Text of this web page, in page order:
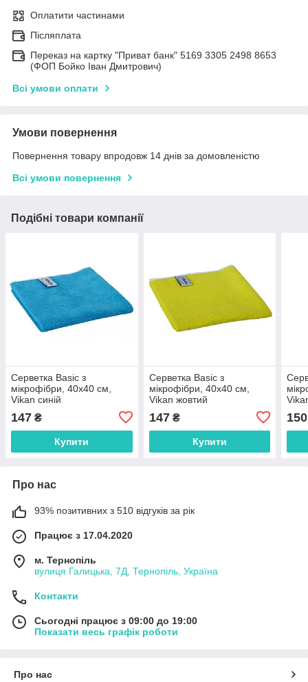
Оплатити частинами
Післяплата
Переказ на картку "Приват банк" 5169 3305 2498 8653
(ФОП Бойко Іван Дмитрович)
Всі умови оплати
Умови повернення
Повернення товару впродовж 14 днів за домовленістю
Всі умови повернення
Подібні товари компанії
Серветка Basic з
мікрофібри, 40х40 см,
Vikan синій
147 ₴
Купити
Серветка Basic з
мікрофібри, 40х40 см,
Vikan жовтий
147₴
Купити
150
Про нас
93% позитивних з 510 відгуків за рік
Працює з 17.04.2020
м. Тернопіль
вулиця Галицька, 7Д, Тернопіль, Україна
Контакти
Сьогодні працює з 09:00 до 19:00
Показати весь графік роботи
Про нас